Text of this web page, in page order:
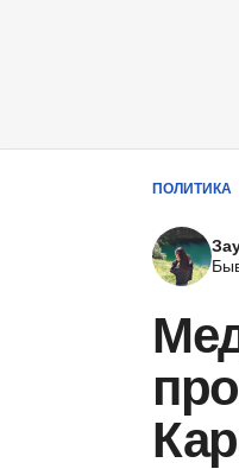
ПОЛИТИКА